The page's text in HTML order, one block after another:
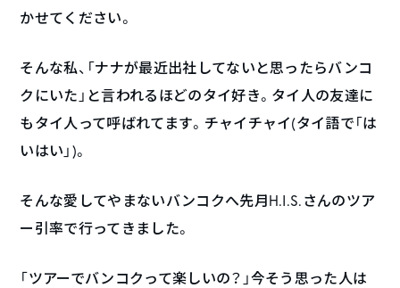
かせてください。
そんな私、「ナナが最近出社してないと思ったらバンコ
クにいた」と言われるほどのタイ好き。タイ人の友達に
もタイ人って呼ばれてます。チャイチャイ(タイ語で「は
いはい」)。
そんな愛してやまないバンコクへ先月H.I.S.さんのツア
ー引率で行ってきました。
「ツアーでバンコクって楽しいの？」今そう思った人は